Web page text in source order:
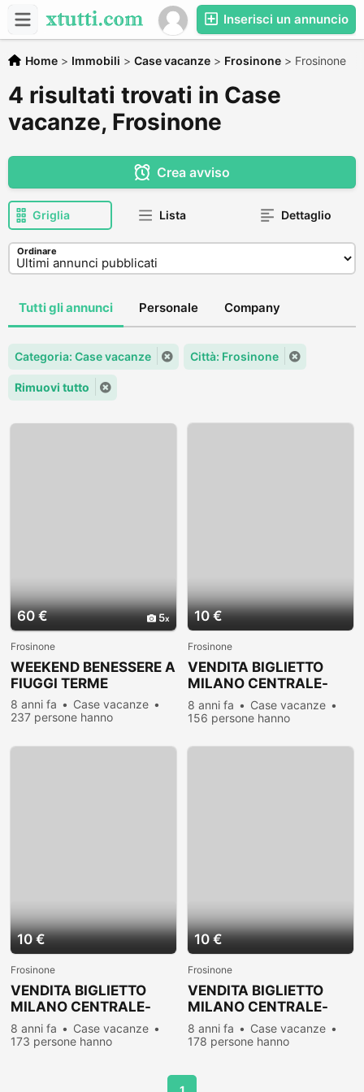
Inserisci un annuncio
Home > Immobili > Case vacanze > Frosinone > Frosinone
4 risultati trovati in Case
vacanze, Frosinone
Crea avviso
Griglia Lista Dettaglio
Ordinare
Tutti gli annunci Personale Company
Categoria: Case vacanze Città: Frosinone
Rimuovi tutto
60 € 5
Frosinone
WEEKEND BENESSERE A
FIUGGI TERME
8 anni fa
Case vacanze
237 persone hanno
10 €
Frosinone
VENDITA BIGLIETTO
MILANO CENTRALE-
ROMA TERMINI DEL
04/08/16
8 anni fa
Case vacanze
156 persone hanno
10 €
Frosinone
VENDITA BIGLIETTO
MILANO CENTRALE-
ROMA TERMINI DEL
26/08/16
8 anni fa
Case vacanze
173 persone hanno
10 €
Frosinone
VENDITA BIGLIETTO
MILANO CENTRALE-
ROMA TERMINI DEL
01/09/16
8 anni fa
Case vacanze
178 persone hanno